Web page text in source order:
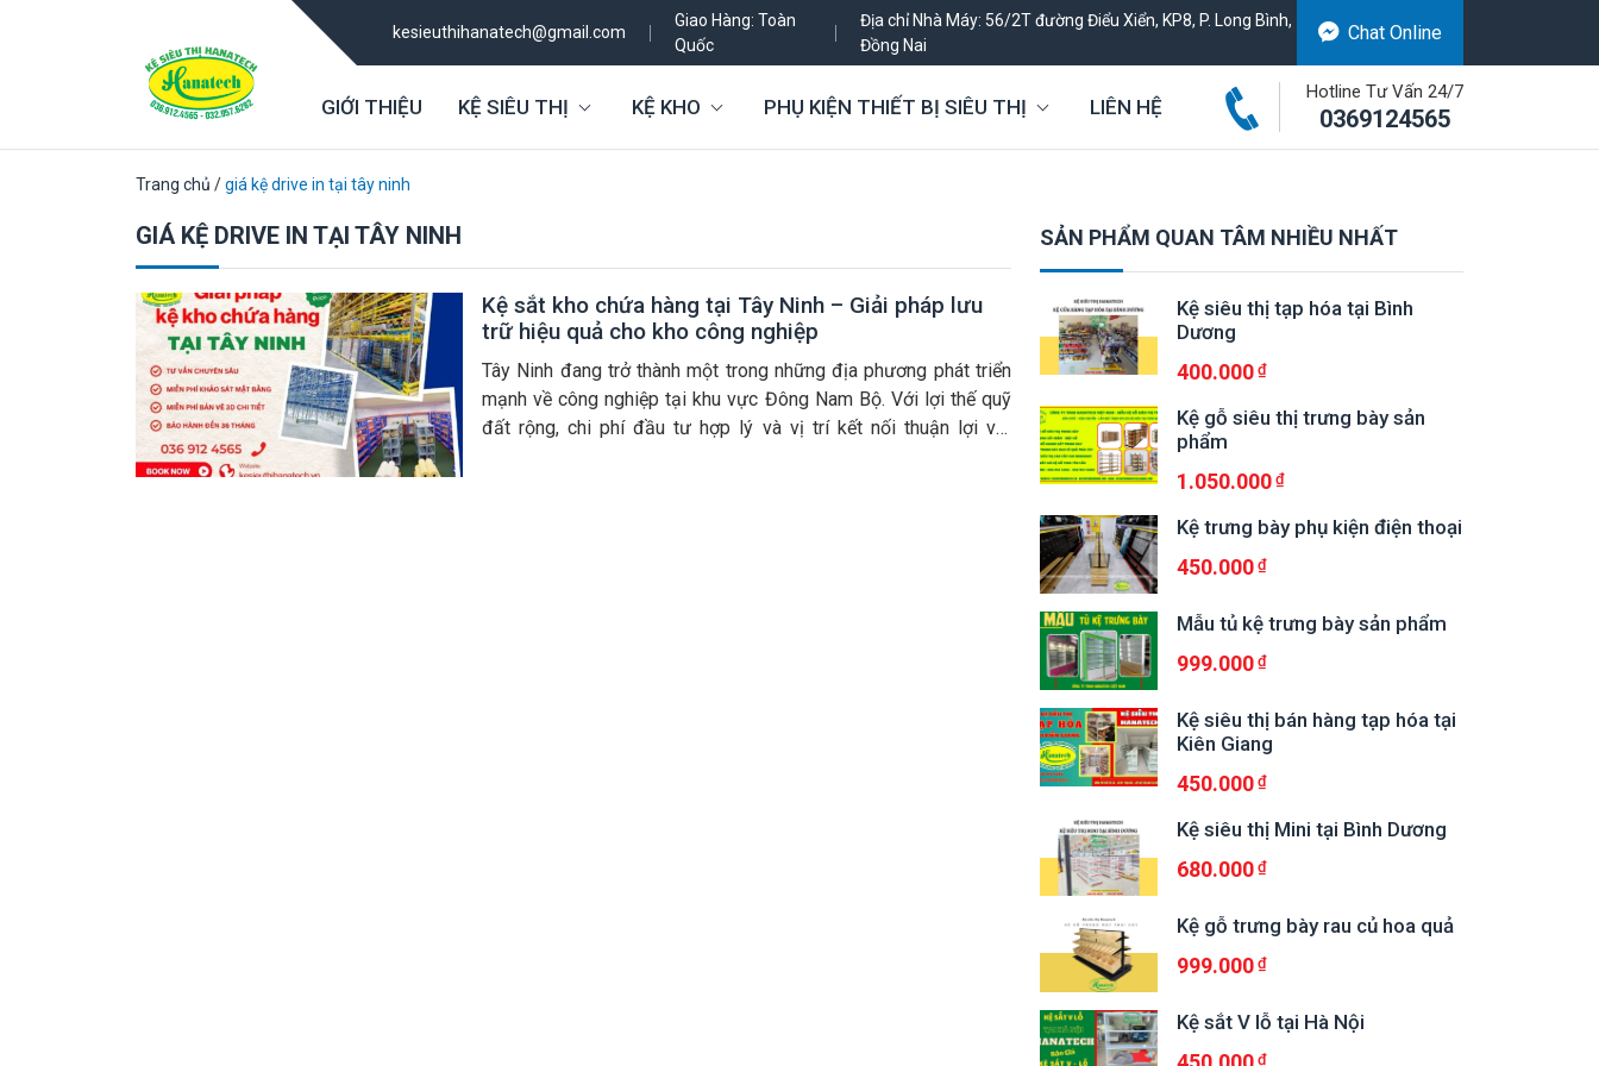
kesieuthihanatech@gmail.com
Giao Hàng: Toàn
Quốc
Địa chỉ Nhà Máy: 56/2T đường Điểu Xiển, KP8, P. Long Bình,
Đồng Nai
Chat Online
GIỚI THIỆU KỆ SIÊU THỊ KỆ KHO PHỤ KIỆN THIẾT BỊ SIÊU THỊ LIÊN HỆ
Hotline Tư Vấn 24/7
0369124565
Trang chủ /giá kệ drive in tại tây ninh
GIÁ KỆ DRIVE IN TẠI TÂY NINH
Kệ sắt kho chứa hàng tại Tây Ninh – Giải pháp lưu
trữ hiệu quả cho kho công nghiệp
Tây Ninh đang trở thành một trong những địa phương phát triển
mạnh về công nghiệp tại khu vực Đông Nam Bộ. Với lợi thế quỹ
đất rộng, chi phí đầu tư hợp lý và vị trí kết nối thuận lợi với
SẢN PHẨM QUAN TÂM NHIỀU NHẤT
Kệ siêu thị tạp hóa tại Bình
Dương
400.000
Kệ gỗ siêu thị trưng bày sản
phẩm
1.050.000
Kệ trưng bày phụ kiện điện thoại
450.000
Mẫu tủ kệ trưng bày sản phẩm
999.000
Kệ siêu thị bán hàng tạp hóa tại
Kiên Giang
450.000
Kệ siêu thị Mini tại Bình Dương
680.000
Kệ gỗ trưng bày rau củ hoa quả
999.000
Kệ sắt V lỗ tại Hà Nội